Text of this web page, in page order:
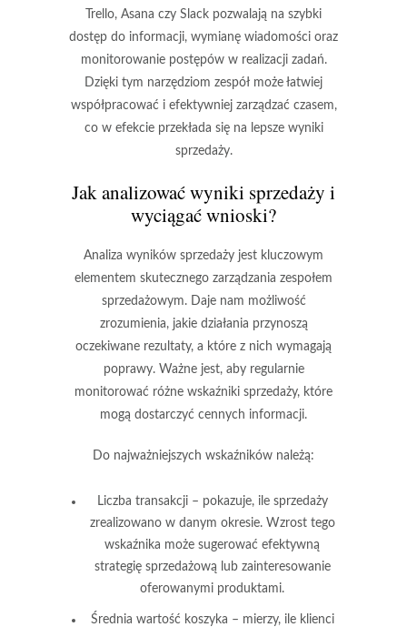
Trello, Asana czy Slack pozwalają na szybki
dostęp do informacji, wymianę wiadomości oraz
monitorowanie postępów w realizacji zadań.
Dzięki tym narzędziom zespół może łatwiej
współpracować i efektywniej zarządzać czasem,
co w efekcie przekłada się na lepsze wyniki
sprzedaży.
Jak analizować wyniki sprzedaży i
wyciągać wnioski?
Analiza wyników sprzedaży jest kluczowym
elementem skutecznego zarządzania zespołem
sprzedażowym. Daje nam możliwość
zrozumienia, jakie działania przynoszą
oczekiwane rezultaty, a które z nich wymagają
poprawy. Ważne jest, aby regularnie
monitorować różne wskaźniki sprzedaży, które
mogą dostarczyć cennych informacji.
Do najważniejszych wskaźników należą:
Liczba transakcji– pokazuje, ile sprzedaży
zrealizowano w danym okresie. Wzrost tego
wskaźnika może sugerować efektywną
strategię sprzedażową lub zainteresowanie
oferowanymi produktami.
Średnia wartość koszyka – mierzy, ile klienci